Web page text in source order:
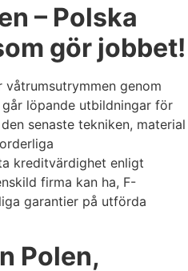
– Polska
gör jobbet!
genom
löpande utbildningar för
senaste tekniken, material
kreditvärdighet enligt
firma kan ha, F-
garantier på utförda
Polen,